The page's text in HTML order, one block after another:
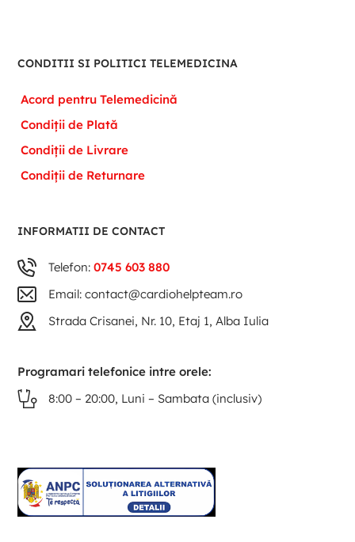
CONDITII SI POLITICI TELEMEDICINA
Acord pentru Telemedicină
Condiții de Plată
Condiții de Livrare
Condiții de Returnare
INFORMATII DE CONTACT
Telefon:0745 603 880
Email: contact@cardiohelpteam.ro
Strada Crisanei, Nr. 10, Etaj 1, Alba Iulia
Programari telefonice intre orele:
8:00 – 20:00, Luni – Sambata (inclusiv)